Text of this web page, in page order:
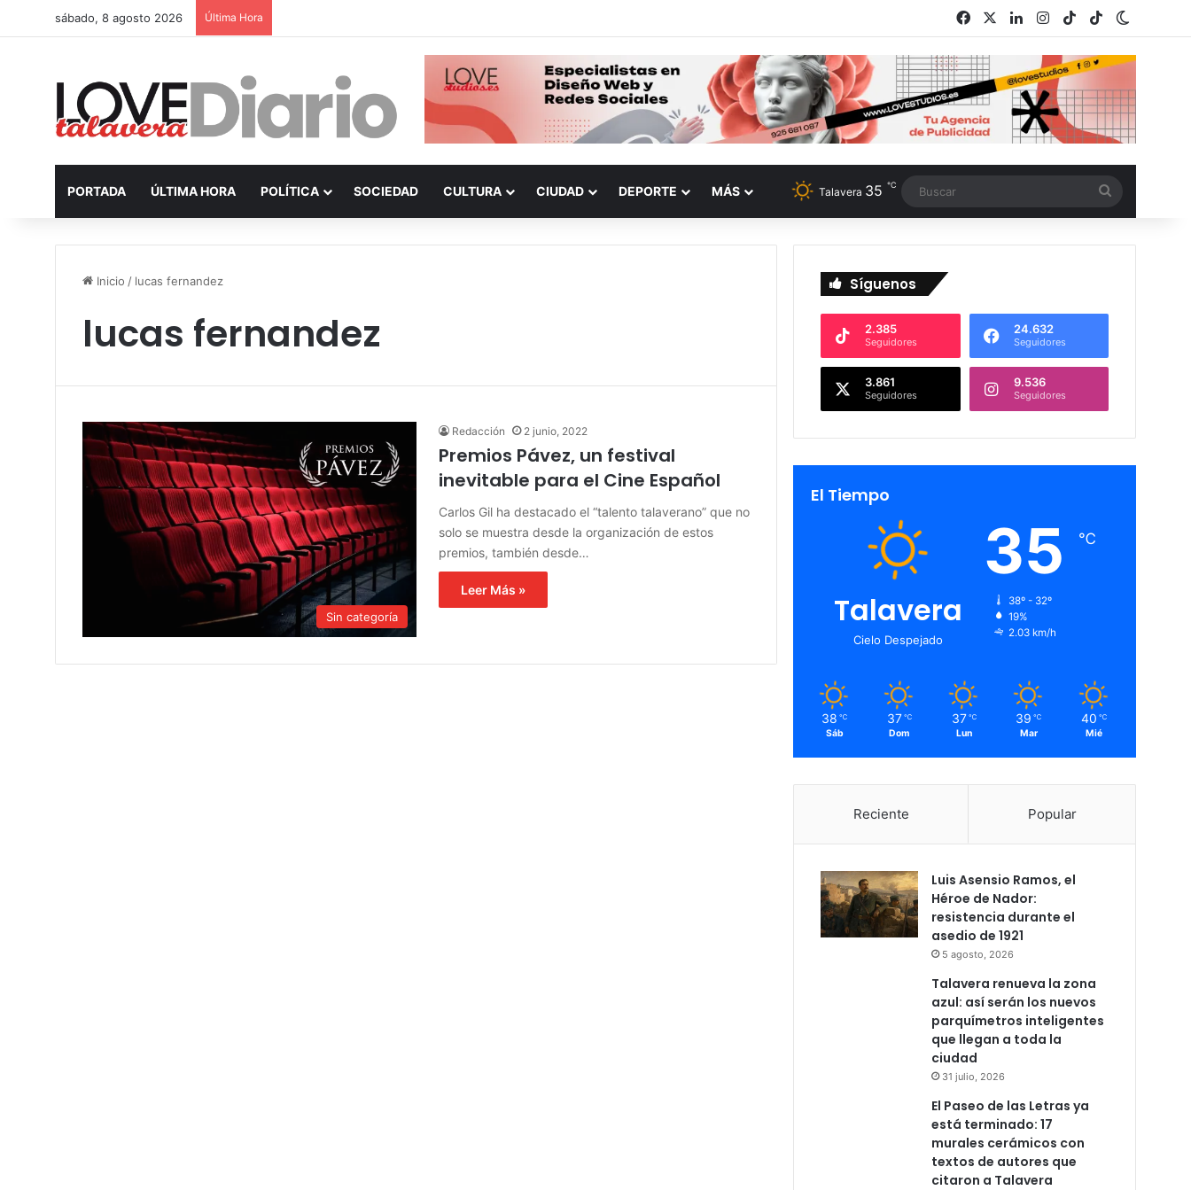
sábado, 8 agosto 2026 Última Hora Facebook LinkedInInstagram
TikTokRSS
PORTADA ÚLTIMA HORA POLÍTICA SOCIEDAD CULTURA CIUDAD DEPORTE MÁS Talavera 35 ℃
Inicio / lucas fernandez
lucas fernandez
Sin categoría
Redacción 2 junio, 2022
Premios Pávez, un festival
inevitable para el Cine Español
Carlos Gil ha destacado el “talento talaverano” que no
solo se muestra desde la organización de estos
premios, también desde…
Leer Más »
Síguenos
2.385
Seguidores
24.632
Seguidores
3.861
Seguidores
9.536
Seguidores
El Tiempo
Talavera
Cielo Despejado
35 ℃
38º - 32º
19%
2.03 km/h
38 ℃
Sáb
37 ℃
Dom
37 ℃
Lun
39 ℃
Mar
40 ℃
Mié
Reciente Popular
Luis Asensio Ramos, el
Héroe de Nador:
resistencia durante el
asedio de 1921
5 agosto, 2026
Talavera renueva la zona
azul: así serán los nuevos
parquímetros inteligentes
que llegan a toda la
ciudad
31 julio, 2026
El Paseo de las Letras ya
está terminado: 17
murales cerámicos con
textos de autores que
citaron a Talavera